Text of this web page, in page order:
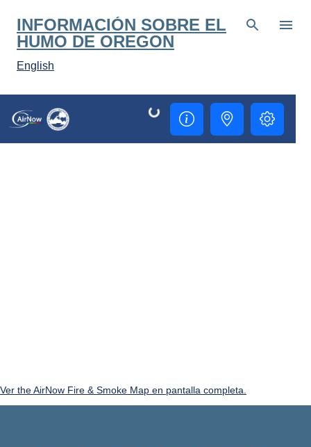
Ir al contenido principal
INFORMACIÓN SOBRE EL
HUMO DE OREGON
English
Ver the AirNow Fire & Smoke Map en pantalla completa.